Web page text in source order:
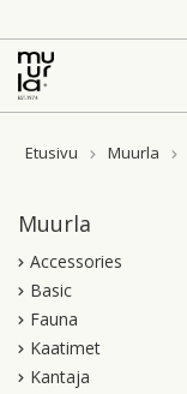
to
content
Etusivu Muurla
Muurla
Accessories
Basic
Fauna
Kaatimet
Kantaja